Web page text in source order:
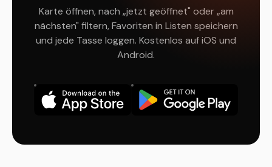
Karte öffnen, nach „jetzt geöffnet" oder „am
nächsten" filtern, Favoriten in Listen speichern
und jede Tasse loggen. Kostenlos auf iOS und
Android.